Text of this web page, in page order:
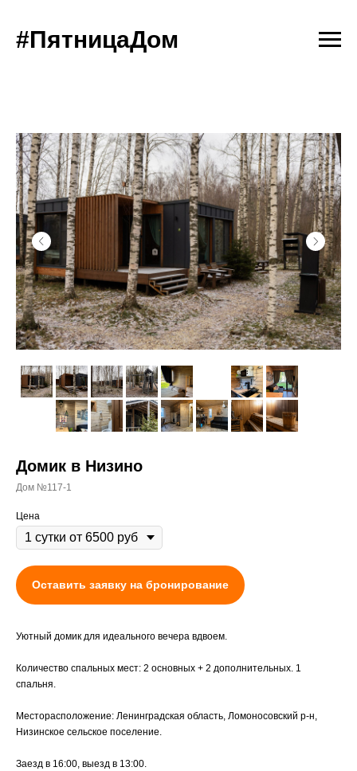
#ПятницаДом
Домик в Низино
Дом №117-1
Цена
Оставить заявку на бронирование
Уютный домик для идеального вечера вдвоем.
Количество спальных мест: 2 основных + 2 дополнительных. 1
спальня.
Месторасположение: Ленинградская область, Ломоносовский р-н,
Низинское сельское поселение.
Заезд в 16:00, выезд в 13:00.